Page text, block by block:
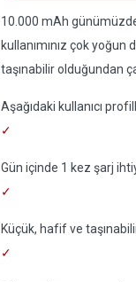
10.000 mAh
kullanımınız çok
taşınabilir olduğundan
Aşağıdaki kullanıcı
Gün içinde 1 kez şarj
Küçük, hafif ve